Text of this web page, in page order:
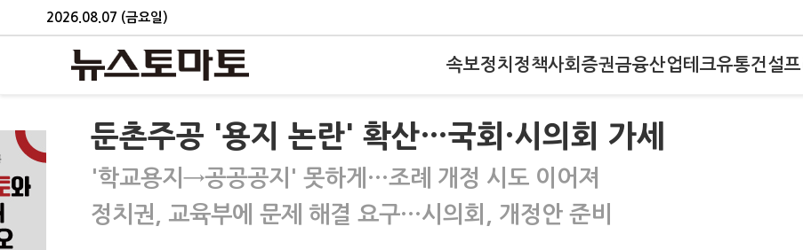
2026.08.07 (금요일)
속보정치 정책사회 증권금융산업테크유통건설
둔촌주공 '용지 논란' 확산…국회·시의회 가세
'학교용지→공공공지' 못하게…조례 개정 시도 이어져
정치권, 교육부에 문제 해결 요구…시의회, 개정안 준비